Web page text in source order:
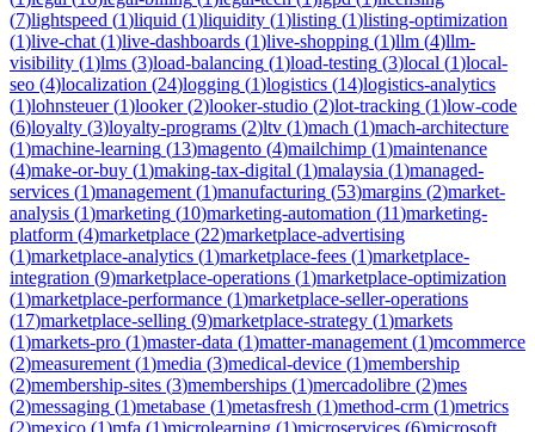
(7)lightspeed (1)liquid (1)liquidity (1)listing (1)listing-optimization
(1)live-chat (1)live-dashboards (1)live-shopping (1)llm (4)llm-
visibility (1)lms (3)load-balancing (1)load-testing (3)local (1)local-
seo (4)localization (24)logging (1)logistics (14)logistics-analytics
(1)lohnsteuer(1)looker(2)looker-studio (2)lot-tracking (1)low-code
(6)loyalty (3)loyalty-programs (2)ltv (1)mach (1)mach-architecture
(1)machine-learning (13)magento (4)mailchimp (1)maintenance
(4)make-or-buy (1)making-tax-digital (1)malaysia (1)managed-
services (1)management (1)manufacturing (53)margins (2)market-
analysis (1)marketing (10)marketing-automation (11)marketing-
platform (4)marketplace (22)marketplace-advertising
(1)marketplace-analytics (1)marketplace-fees (1)marketplace-
integration (9)marketplace-operations (1)marketplace-optimization
(1)marketplace-performance (1)marketplace-seller-operations
(17)marketplace-selling (9)marketplace-strategy (1)markets
(1)markets-pro (1)master-data (1)matter-management (1)mcommerce
(2)measurement (1)media (3)medical-device (1)membership
(2)membership-sites (3)memberships (1)mercadolibre (2)mes
(2)messaging (1)metabase (1)metasfresh (1)method-crm (1)metrics
(2)mexico (1)mfa (1)microlearning (1)microservices (6)microsoft